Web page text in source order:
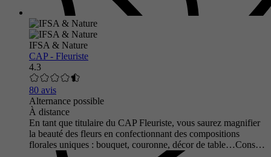
IFSA & Nature
CAP - Fleuriste
4.3
80 avis
Alternance possible
À distance
En tant que titulaire du CAP Fleuriste, vous saurez magnifier
la beauté des fleurs en confectionnant des compositions
florales uniques : bouquet, couronne, décor de table…Cons…